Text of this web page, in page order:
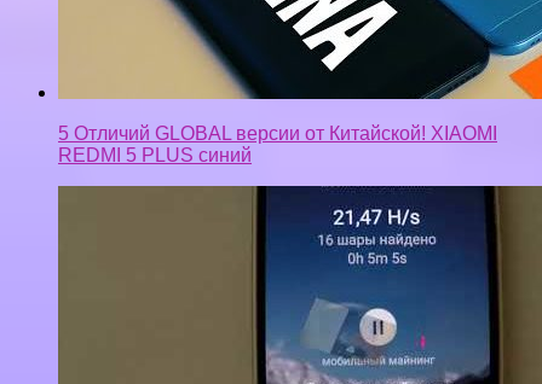
5 Отличий GLOBAL версии от Китайской! XIAOMI
REDMI 5 PLUS синий